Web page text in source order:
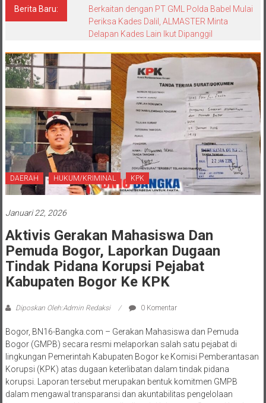
Berita Baru:
Berkaitan dengan PT GML Polda Babel Mulai
Periksa Kades Dalil, ALMASTER Minta
Delapan Kades Lain Ikut Dipanggil
DAERAH HUKUM/KRIMINAL KPK
Januari 22, 2026
Aktivis Gerakan Mahasiswa Dan
Pemuda Bogor, Laporkan Dugaan
Tindak Pidana Korupsi Pejabat
Kabupaten Bogor Ke KPK
Diposkan Oleh:Admin Redaksi 0 Komentar
Bogor, BN16-Bangka.com – Gerakan Mahasiswa dan Pemuda
Bogor (GMPB) secara resmi melaporkan salah satu pejabat di
lingkungan Pemerintah Kabupaten Bogor ke Komisi Pemberantasan
Korupsi (KPK) atas dugaan keterlibatan dalam tindak pidana
korupsi. Laporan tersebut merupakan bentuk komitmen GMPB
dalam mengawal transparansi dan akuntabilitas pengelolaan